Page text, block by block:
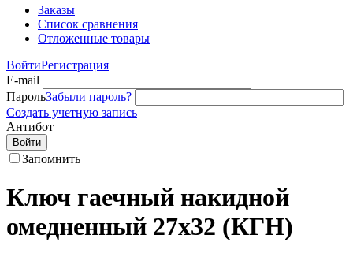
Заказы
Список сравнения
Отложенные товары
ВойтиРегистрация
E-mail
ПарольЗабыли пароль?
Создать учетную запись
Антибот
Войти
Запомнить
Ключ гаечный накидной
омедненный 27х32 (КГН)